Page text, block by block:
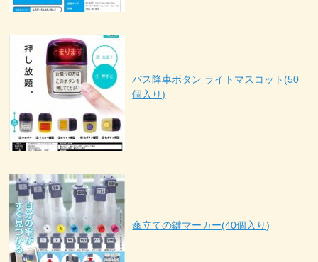
バス降車ボタン ライトマスコット(50
個入り)
傘立ての鍵マーカー(40個入り)